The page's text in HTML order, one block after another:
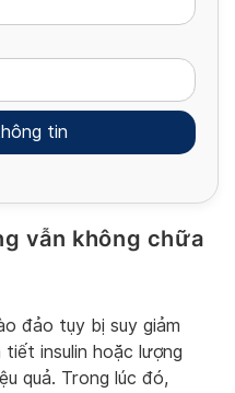
vẫn không chữa
đảo tụy bị suy giảm
insulin hoặc lượng
quả. Trong lúc đó,